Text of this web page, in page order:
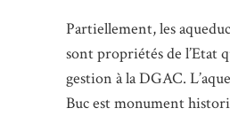
Partiellement, les
sont propriétés de l’Etat
gestion à la DGAC.
Buc est monument